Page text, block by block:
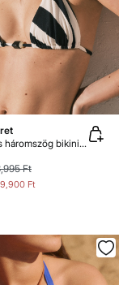
Zebra mintás háromszög bikinifelső
Ft
9,900 Ft